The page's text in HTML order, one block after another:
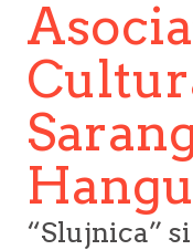
“Slujnica”